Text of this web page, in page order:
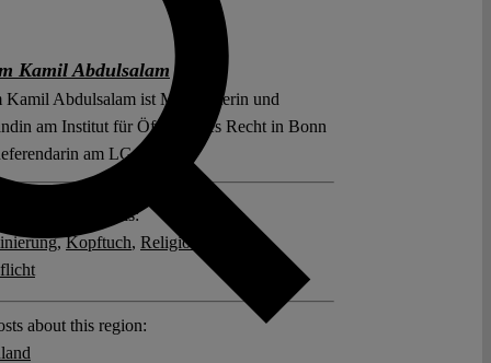
Kamil Abdulsalam
Kamil Abdulsalam ist Mitarbeiterin und
am Institut für Öffentliches Recht in Bonn
am LG Köln.
related to this:
,Kopftuch, Religionsfreiheit
about this region: